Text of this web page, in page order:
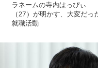
ラネームの寺内はっぴぃ
（27）が明かす、大変だっ
就職活動